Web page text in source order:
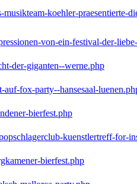
musikteam-koehler-praesentierte-
von-ein-festival-der-
der-giganten--werne.php
auf-fox-party--hansesaal-
bierfest.php
kuenstlertreff-for-
bierfest.php